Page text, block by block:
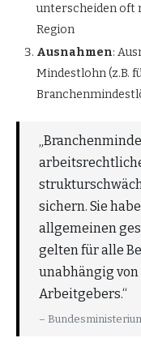
unterscheiden oft
Region
Ausnahmen:
Mindestlohn (z.B.
sichern. Sie
allgemeinen
gelten für alle
unabhängig
Arbeitgebers.“
–